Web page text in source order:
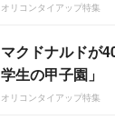
オリコンタイアップ特集
マクドナルドが
学生の甲子園」
オリコンタイアップ特集